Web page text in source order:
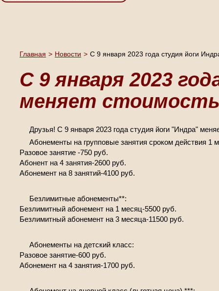
Главная > Новости > С 9 января 2023 года студия йоги
С 9 января 2023
меняет стоимость
Друзья! С 9 января 2023 года студия йоги "Индра"
Абонементы на групповые занятия сроком действия 1
Разовое занятие -750 руб.
Абонент на 4 занятия-2600 руб.
Абонемент на 8 занятий-4100 руб.
Безлимитные абонементы**:
Безлимитный абонемент на 1 месяц-5500 руб.
Безлимитный абонемент на 3 месяца-11500 руб.
Абонементы на детский класс:
Разовое занятие-600 руб.
Абонемент на 4 занятия-1700 руб.